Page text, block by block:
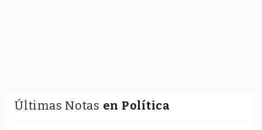
Últimas Notas en Política